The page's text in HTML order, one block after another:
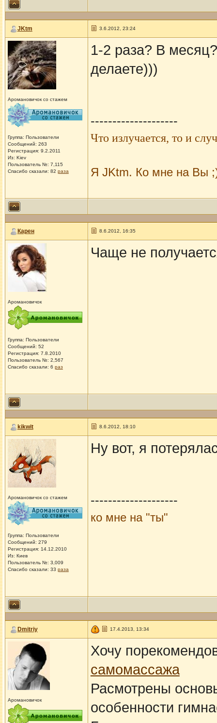
JKtm 3.6.2012, 23:24
Аромановичок со стажем
Группа: Пользователи
Сообщений: 263
Регистрация: 9.2.2011
Из: Kiev
Пользователь №: 7,115
Спасибо сказали: 82 раза
1-2 раза? В
делаете)))
--------------------
Что излучается, то и
Я JKtm. Ко мне на Вы
Карен 8.6.2012, 16:35
Аромановичок
Группа: Пользователи
Сообщений: 52
Регистрация: 7.8.2010
Пользователь №: 2,567
Спасибо сказали: 6 раз
Чаще не
kikwit 8.6.2012, 18:10
Аромановичок со стажем
Группа: Пользователи
Сообщений: 279
Регистрация: 14.12.2010
Из: Киев
Пользователь №: 3,009
Спасибо сказали: 33 раза
Ну вот, я
--------------------
ко мне на "ты"
Dmitriy 17.4.2013, 13:34
Аромановичок
Хочу
самомассажа
Расмотрены
особенности